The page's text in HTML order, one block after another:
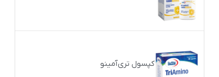
کپسول تری‌آمینو